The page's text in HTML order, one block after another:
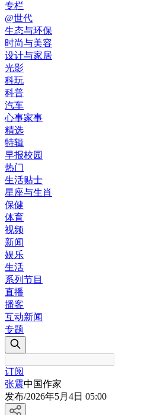
专栏
@世代
生态与环保
时尚与美容
设计与家居
光影
科玩
科普
汽车
心事家事
精选
特辑
早报校园
热门
生活贴士
星座与生肖
保健
体育
视频
新闻
娱乐
生活
系列节目
直播
播客
互动新闻
专题
订阅
张震中国作家
发布/2026年5月4日 05:00